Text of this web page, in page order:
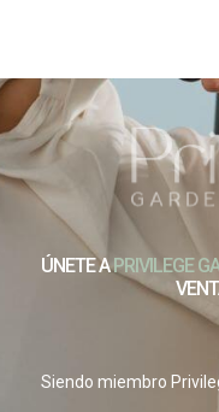
llegada al hotel?
¿Dónde aparcar
Hotel?
¿Cómo llegar a
el aeropuerto de
¿Ofrece Nivia Born
¿Tiene servicio de
ÚNETE APRIVILEGE
Siendo miembro